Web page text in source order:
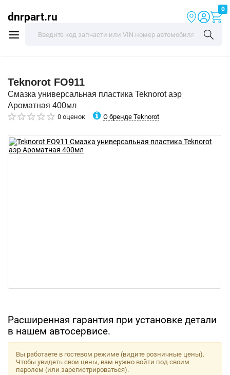
dnrpart.ru
0
Teknorot FO911
Смазка универсальная пластика Teknorot аэр
Ароматная 400мл
0 оценок О бренде Teknorot
Расширенная гарантия при установке детали
в нашем автосервисе.
Вы работаете в гостевом режиме (видите розничные цены).
Чтобы увидеть свои цены, вам нужно войти под своим
паролем (или зарегистрироваться).